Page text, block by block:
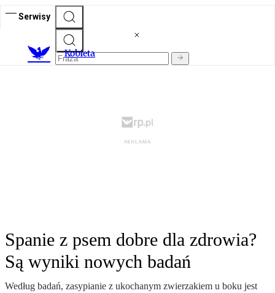
Serwisy
Kobieta
Spanie z psem dobre dla zdrowia?
Są wyniki nowych badań
Według badań, zasypianie z ukochanym zwierzakiem u boku jest